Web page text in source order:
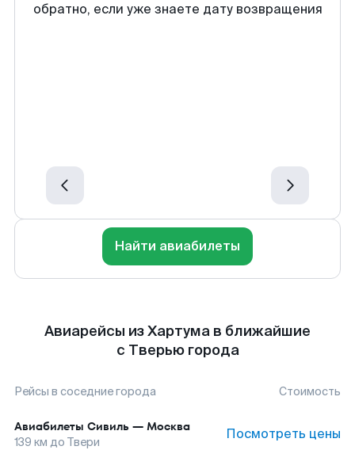
обратно, если уже знаете дату возвращения
Найти авиабилеты
Авиарейсы из Хартума в ближайшие
с Тверью города
Рейсы в соседние города Стоимость
Авиабилеты Сивиль — Москва
139 км до Твери Посмотреть цены